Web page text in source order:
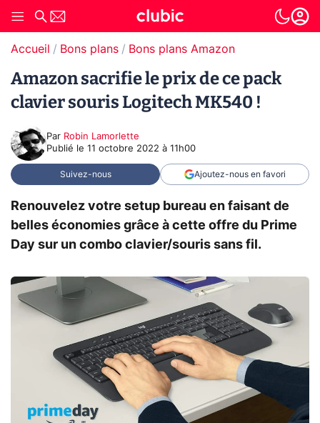
Accueil Bons plans Bons plans Amazon
Amazon sacrifie le prix de ce pack
clavier souris Logitech MK540 !
Par Robin Lamorlette
Publié le 11 octobre 2022 à 11h00
Suivez-nous Ajoutez-nous en favori
Renouvelez votre setup bureau en faisant de
belles économies grâce à cette offre du Prime
Day sur un combo clavier/souris sans fil.